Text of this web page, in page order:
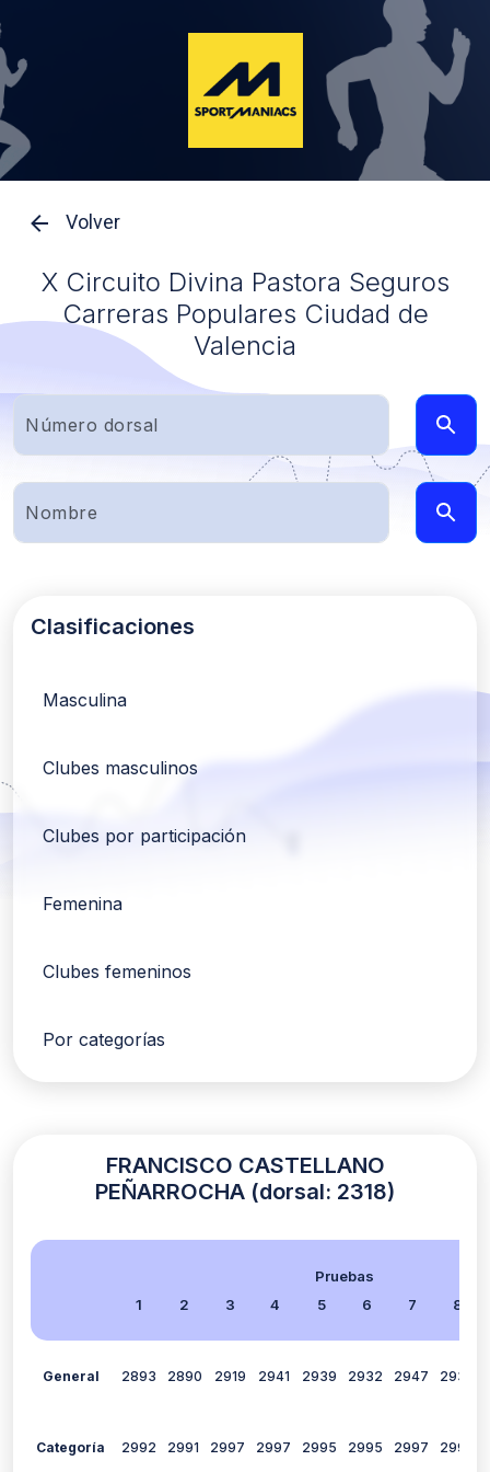
Volver
X Circuito Divina Pastora Seguros
Carreras Populares Ciudad de
Valencia
Clasificaciones
Masculina
Clubes masculinos
Clubes por participación
Femenina
Clubes femeninos
Por categorías
FRANCISCO CASTELLANO
PEÑARROCHA (dorsal: 2318)
Pruebas
1
2 3 4 5 6 7 8
General 2893 2890 2919 2941 2939 2932 2947 2938
Categoría 2992 2991 2997 2997 2995 2995 2997 2996